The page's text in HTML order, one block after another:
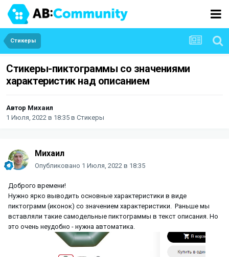
Стикеры
Стикеры-пиктограммы со значениями
характеристик над описанием
Автор Михаил
1 Июля, 2022 в 18:35 в Стикеры
Михаил
Опубликовано 1 Июля, 2022 в 18:35
Доброго времени!
Нужно ярко выводить основные характеристики в виде
пиктограмм (иконок) со значением характеристики. Раньше мы
вставляли такие самодельные пиктограммы в текст описания. Но
это очень неудобно - нужна автоматика.